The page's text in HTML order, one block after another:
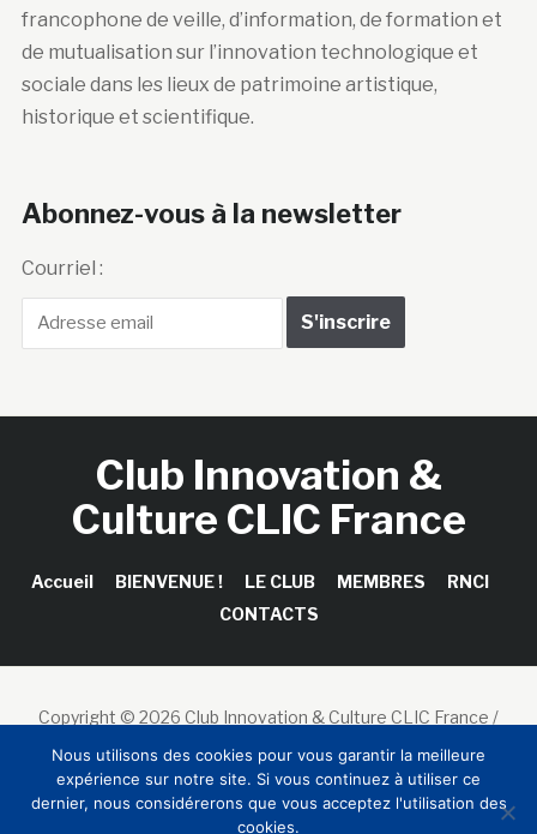
francophone de veille, d’information, de formation et
de mutualisation sur l’innovation technologique et
sociale dans les lieux de patrimoine artistique,
historique et scientifique.
Abonnez-vous à la newsletter
Courriel :
Club Innovation &
Culture CLIC France
Accueil BIENVENUE ! LE CLUB MEMBRES
RNCI
CONTACTS
Copyright © 2026 Club Innovation & Culture CLIC France /
Sinapses Conseils
Nous utilisons des cookies pour vous garantir la meilleure
expérience sur notre site. Si vous continuez à utiliser ce
dernier, nous considérerons que vous acceptez l'utilisation des
cookies.